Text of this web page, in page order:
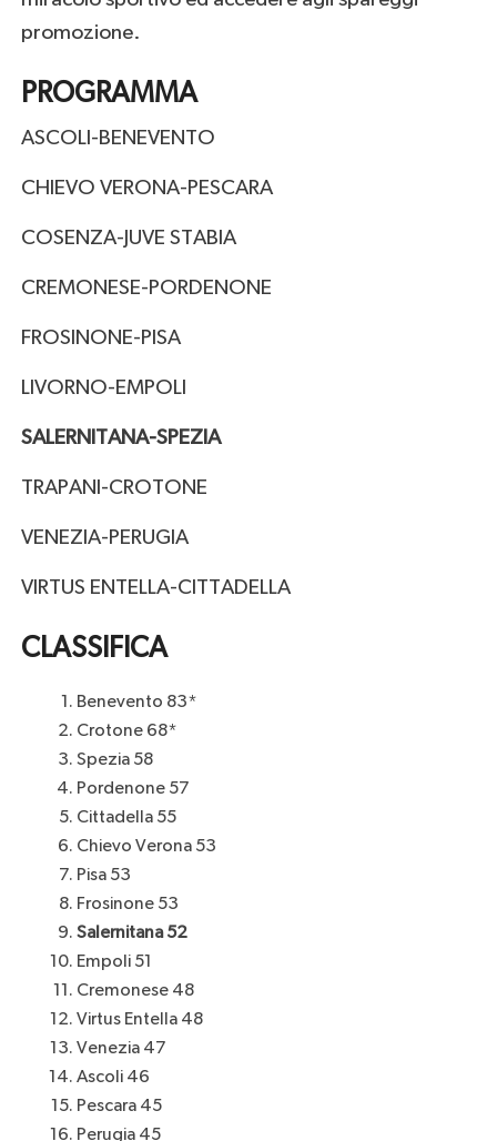
promozione.
PROGRAMMA
ASCOLI-BENEVENTO
CHIEVO VERONA-PESCARA
COSENZA-JUVE STABIA
CREMONESE-PORDENONE
FROSINONE-PISA
LIVORNO-EMPOLI
SALERNITANA-SPEZIA
TRAPANI-CROTONE
VENEZIA-PERUGIA
VIRTUS ENTELLA-CITTADELLA
CLASSIFICA
Benevento 83*
Crotone 68*
Spezia 58
Pordenone 57
Cittadella 55
Chievo Verona 53
Pisa 53
Frosinone 53
Salernitana 52
Empoli 51
Cremonese 48
Virtus Entella 48
Venezia 47
Ascoli 46
Pescara 45
Perugia 45